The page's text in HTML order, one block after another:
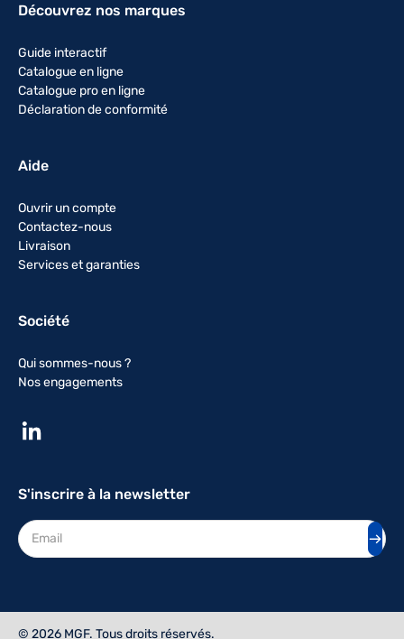
Découvrez nos marques
Guide interactif
Catalogue en ligne
Catalogue pro en ligne
Déclaration de conformité
Aide
Ouvrir un compte
Contactez-nous
Livraison
Services et garanties
Société
Qui sommes-nous ?
Nos engagements
S'inscrire à la newsletter
Adresse mail
© 2026 MGF. Tous droits réservés.